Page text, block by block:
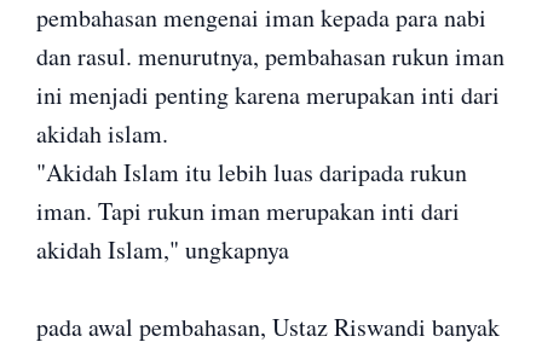
pembahasan mengenai iman kepada para nabi
dan rasul. menurutnya, pembahasan rukun iman
ini menjadi penting karena merupakan inti dari
akidah islam.
"Akidah Islam itu lebih luas daripada rukun
iman. Tapi rukun iman merupakan inti dari
akidah Islam," ungkapnya
pada awal pembahasan, Ustaz Riswandi banyak